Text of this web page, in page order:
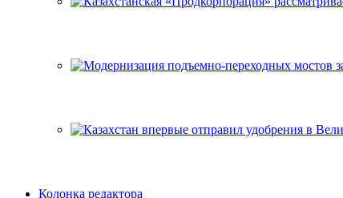
Колонка редактора